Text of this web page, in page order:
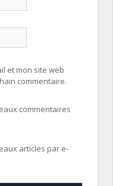
et mon site web
commentaire.
commentaires
articles par e-